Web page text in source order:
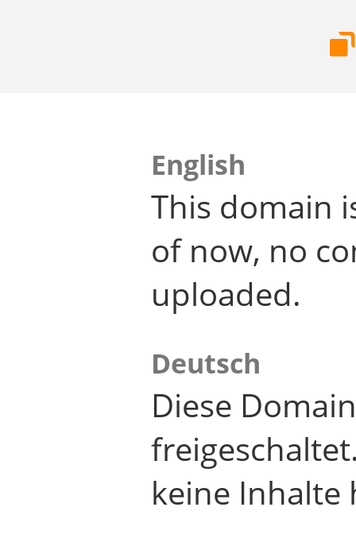
English
This domain
of now, no
uploaded.
Deutsch
Diese
keine Inhalte